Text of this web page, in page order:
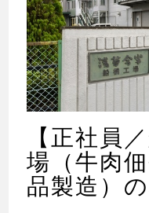
【正社員
場（牛肉
品製造）